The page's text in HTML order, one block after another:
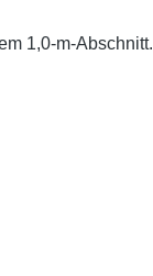
1,0-m-Abschnitt.